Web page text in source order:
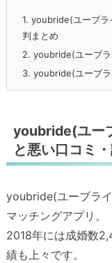
1. youbride(ユーブラ
判まとめ
2. youbride(ユーブラ
3. youbride(ユーブラ
youbride(ユー
と悪い口コミ
youbride(ユーブラ
マッチングアプリ。
2018年には成婚数
績も上々です。